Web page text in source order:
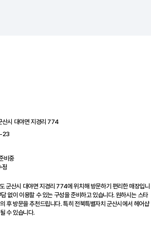
산시 대야면 지경리 774
23
비중
정
군산시 대야면 지경리 774에 위치해 방문하기 편리한 매장입니
없이 이용할 수 있는 구성을 준비하고 있습니다. 원하시는 스타
후 방문을 추천드립니다. 특히 전북특별자치 군산시에서 헤어샵
수 있습니다.